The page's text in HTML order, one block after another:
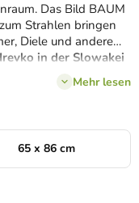
Das Bild BAUM
Strahlen bringen
Diele und andere
in der Slowakei
Mehr lesen
65 x 86 cm